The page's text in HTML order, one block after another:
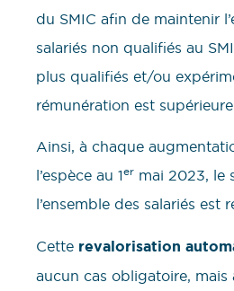
du SMIC afin de maintenir
salariés non qualifiés au
plus qualifiés et/ou
rémunération est supérieure.
Ainsi, à chaque
l’espèce au 1er mai 2023, le
l’ensemble des salariés est
Cette revalorisation
aucun cas obligatoire, mais